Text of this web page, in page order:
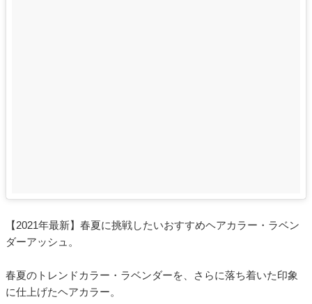
【2021年最新】春夏に挑戦したいおすすめヘアカラー・ラベン
ダーアッシュ。
春夏のトレンドカラー・ラベンダーを、さらに落ち着いた印象
に仕上げたヘアカラー。